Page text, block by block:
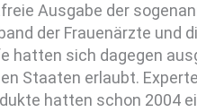
Ausgabe der
der Frauenärzte und
hatten sich dagegen
Staaten erlaubt.
hatten schon 2004